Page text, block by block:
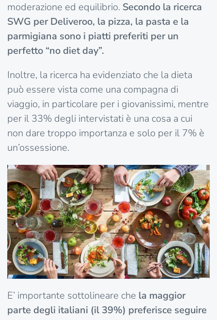
moderazione ed equilibrio. Secondo la ricerca
SWG per Deliveroo, la pizza, la pasta e la
parmigiana sono i piatti preferiti per un
perfetto “no diet day”.
Inoltre, la ricerca ha evidenziato che la dieta
può essere vista come una compagna di
viaggio, in particolare per i giovanissimi, mentre
per il 33% degli intervistati è una cosa a cui
non dare troppo importanza e solo per il 7% è
un’ossessione.
E’ importante sottolineare che la maggior
parte degli italiani (il 39%) preferisce seguire